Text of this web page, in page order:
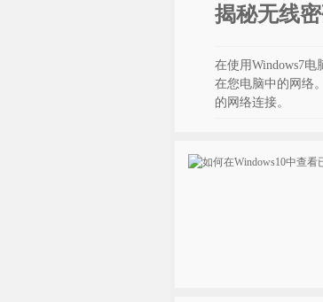
揭秘无线
在使用Windows7
在您电脑中的网络
的网络连接。